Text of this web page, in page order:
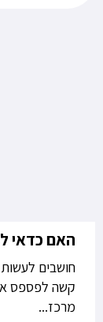
האם כדאי
חושבים
קשה לפספס
מרכז...